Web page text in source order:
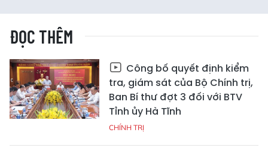
ĐỌC THÊM
Công bố quyết định kiểm
tra, giám sát của Bộ Chính trị,
Ban Bí thư đợt 3 đối với BTV
Tỉnh ủy Hà Tĩnh
CHÍNH TRỊ